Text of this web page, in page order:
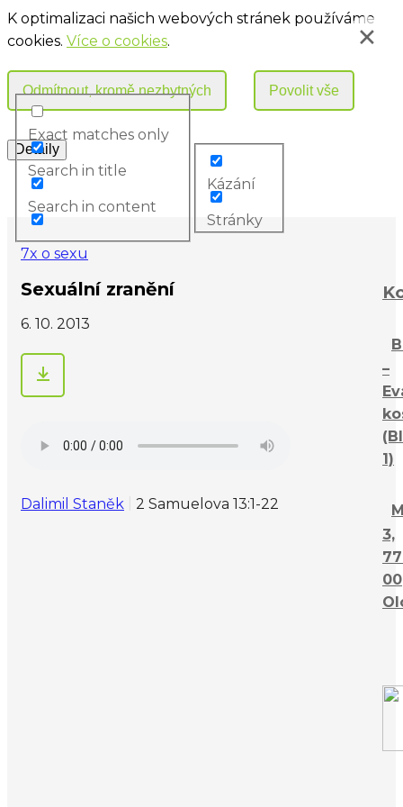
K optimalizaci našich webových stránek používáme
cookies. Více o cookies.
7x o sexu
Sexuální zranění
6. 10. 2013
Dalimil Staněk 2 Samuelova 13:1-22
–
1)
3,
00
Exact matches only
Search in title
Search in content
Kázání
Stránky